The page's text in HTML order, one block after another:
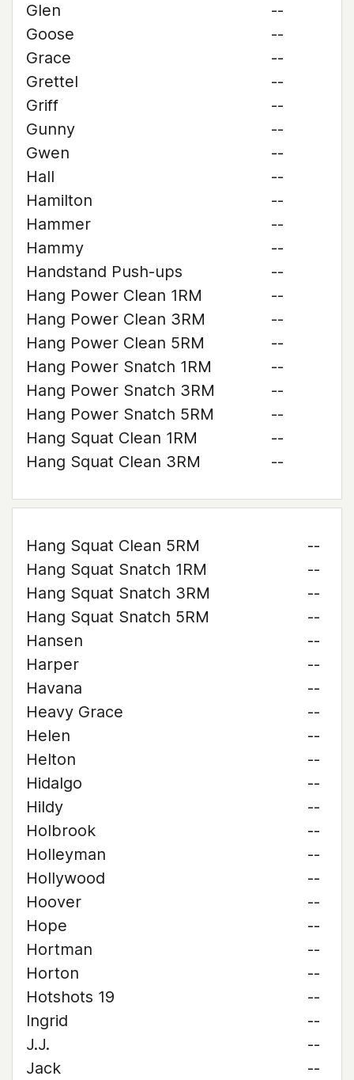
Glen
--
Goose
--
Grace
--
Grettel
--
Griff
--
Gunny
--
Gwen
--
Hall
--
Hamilton
--
Hammer
--
Hammy
--
Handstand Push-ups
--
Hang Power Clean 1RM
--
Hang Power Clean 3RM
--
Hang Power Clean 5RM
--
Hang Power Snatch 1RM
--
Hang Power Snatch 3RM
--
Hang Power Snatch 5RM
--
Hang Squat Clean 1RM
--
Hang Squat Clean 3RM
--
Hang Squat Clean 5RM
--
Hang Squat Snatch 1RM
--
Hang Squat Snatch 3RM
--
Hang Squat Snatch 5RM
--
Hansen
--
Harper
--
Havana
--
Heavy Grace
--
Helen
--
Helton
--
Hidalgo
--
Hildy
--
Holbrook
--
Holleyman
--
Hollywood
--
Hoover
--
Hope
--
Hortman
--
Horton
--
Hotshots 19
--
Ingrid
--
J.J.
--
Jack
--